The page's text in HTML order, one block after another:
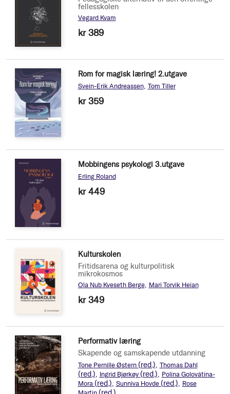
fellesskolen
Vegard Kvam
kr 389
Rom for magisk læring! 2.utgave
Svein-Erik Andreassen Tom Tiller
kr 359
Mobbingens psykologi 3.utgave
Erling Roland
kr 449
Kulturskolen
Fritidsarena og kulturpolitisk
mikrokosmos
Ola Nub Kveseth Berge Mari Torvik Heian
kr 349
Performativ læring
Skapende og samskapende utdanning
Tone Pernille Østern (red.) Thomas Dahl
(red.) Ingrid Bjørkøy (red.)
Polina Golovátina-
Mora (red.) Sunniva Hovde (red.)
Rose